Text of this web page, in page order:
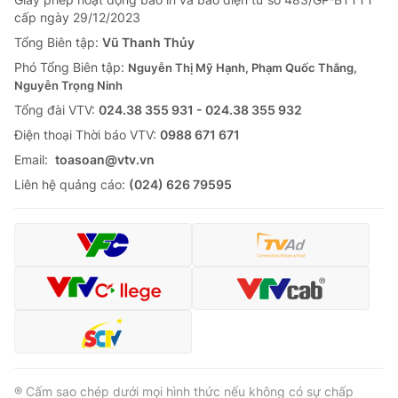
Thị trường 24h Tấm lòng Việt
VTV4 Vươn mình bằng AI
VTV9 VTV8
Liên hệ tòa soạn
THỜI BÁO VTV
Theo dõi báo trên
Cơ quan chủ quản:Đài Truyền hình Việt Nam
cấp ngày 29/12/2023
Tổng Biên tập: Vũ Thanh Thủy
Phó Tổng Biên tập: Nguyễn Thị Mỹ Hạnh, Phạm Quốc Thắng,
Nguyễn Trọng Ninh
Tổng đài VTV: 024.38 355 931 - 024.38 355 932
Ðiện thoại Thời báo VTV: 0988 671 671
Email: toasoan@vtv.vn
Liên hệ quảng cáo: (024) 626 79595
® Cấm sao chép dưới mọi hình thức nếu không có sự chấp